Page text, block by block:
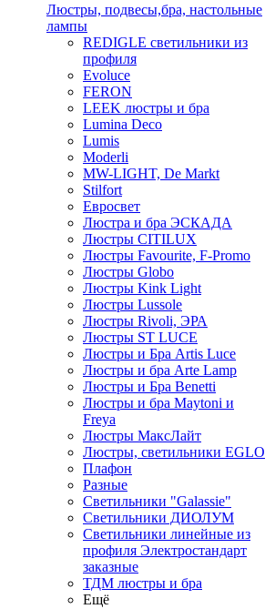
Люстры, подвесы,бра, настольные
лампы
REDIGLE светильники из
профиля
Evoluce
FERON
LEEK люстры и бра
Lumina Deco
Lumis
Moderli
MW-LIGHT, De Markt
Stilfort
Евросвет
Люстра и бра ЭСКАДА
Люстры CITILUX
Люстры Favourite, F-Promo
Люстры Globo
Люстры Kink Light
Люстры Lussole
Люстры Rivoli, ЭРА
Люстры ST LUCE
Люстры и Бра Artis Luce
Люстры и бра Arte Lamp
Люстры и Бра Benetti
Люстры и бра Maytoni и
Freya
Люстры МаксЛайт
Люстры, светильники EGLO
Плафон
Разные
Светильники "Galassie"
Светильники ДИОЛУМ
Светильники линейные из
профиля Электростандарт
заказные
ТДМ люстры и бра
Ещё